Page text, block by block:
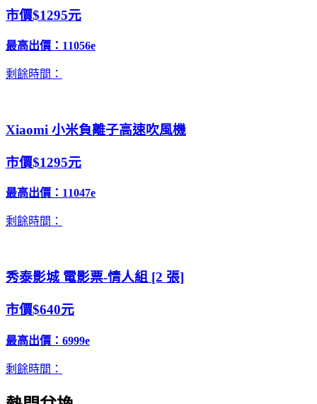
市價$1295元
最高出價： 11056e
剩餘時間：
Xiaomi 小米負離子高速吹風機
市價$1295元
最高出價： 11047e
剩餘時間：
秀泰影城 電影票-情人組 [2 張]
市價$640元
最高出價： 6999e
剩餘時間：